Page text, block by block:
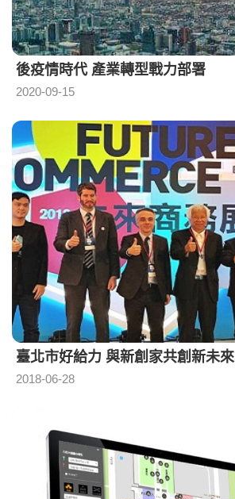
後疫情時代 產業轉型戰力部署
2020-09-15
臺北市好給力 與新創家共創新未來
2018-06-28